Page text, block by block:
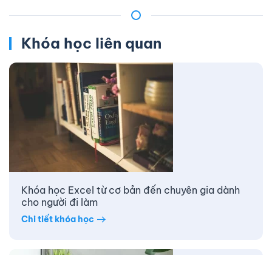
Khóa học liên quan
Khóa học Excel từ cơ bản đến chuyên gia dành
cho người đi làm
Chi tiết khóa học